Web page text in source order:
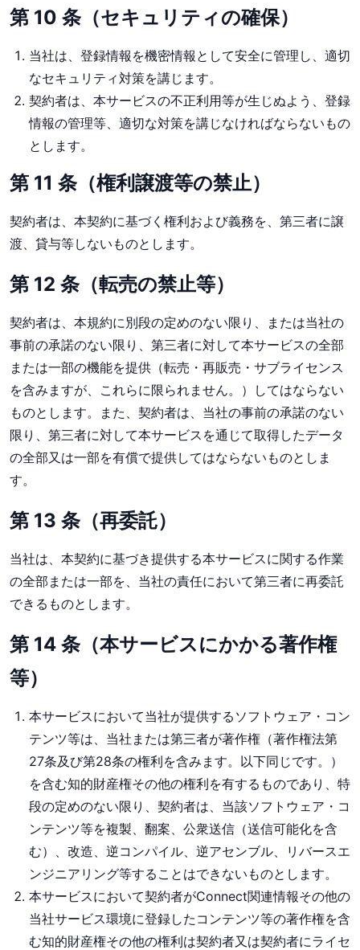
第 10 条（セキュリティの確保）
当社は、登録情報を機密情報として安全に管理し、適切
なセキュリティ対策を講じます。
契約者は、本サービスの不正利用等が生じぬよう、登録
情報の管理等、適切な対策を講じなければならないもの
とします。
第 11 条（権利譲渡等の禁止）
契約者は、本契約に基づく権利および義務を、第三者に譲
渡、貸与等しないものとします。
第 12 条（転売の禁止等）
契約者は、本規約に別段の定めのない限り、または当社の
事前の承諾のない限り、第三者に対して本サービスの全部
または一部の機能を提供（転売・再販売・サブライセンス
を含みますが、これらに限られません。）してはならない
ものとします。また、契約者は、当社の事前の承諾のない
限り、第三者に対して本サービスを通じて取得したデータ
の全部又は一部を有償で提供してはならないものとしま
す。
第 13 条（再委託）
当社は、本契約に基づき提供する本サービスに関する作業
の全部または一部を、当社の責任において第三者に再委託
できるものとします。
第 14 条（本サービスにかかる著作権
等）
本サービスにおいて当社が提供するソフトウェア・コン
テンツ等は、当社または第三者が著作権（著作権法第
27条及び第28条の権利を含みます。以下同じです。）
を含む知的財産権その他の権利を有するものであり、特
段の定めのない限り、契約者は、当該ソフトウェア・コ
ンテンツ等を複製、翻案、公衆送信（送信可能化を含
む）、改造、逆コンパイル、逆アセンブル、リバースエ
ンジニアリング等することはできないものとします。
本サービスにおいて契約者がConnect関連情報その他の
当社サービス環境に登録したコンテンツ等の著作権を含
む知的財産権その他の権利は契約者又は契約者にライセ